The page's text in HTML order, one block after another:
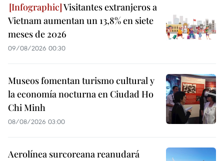
Visitantes extranjeros a
Vietnam aumentan un 13,8% en siete
meses de 2026
09/08/2026 00:30
Museos fomentan turismo cultural y
la economía nocturna en Ciudad Ho
Chi Minh
08/08/2026 03:00
Aerolínea surcoreana reanudará